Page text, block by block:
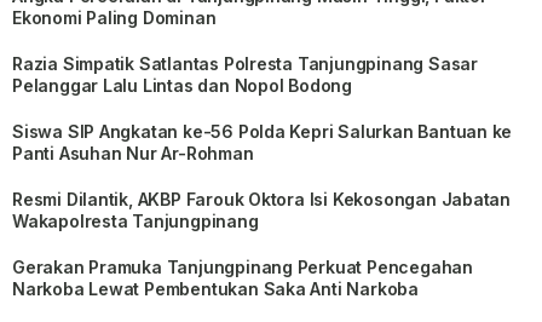
Ekonomi Paling Dominan
Razia Simpatik Satlantas Polresta Tanjungpinang Sasar
Pelanggar Lalu Lintas dan Nopol Bodong
Siswa SIP Angkatan ke-56 Polda Kepri Salurkan Bantuan ke
Panti Asuhan Nur Ar-Rohman
Resmi Dilantik, AKBP Farouk Oktora Isi Kekosongan Jabatan
Wakapolresta Tanjungpinang
Gerakan Pramuka Tanjungpinang Perkuat Pencegahan
Narkoba Lewat Pembentukan Saka Anti Narkoba